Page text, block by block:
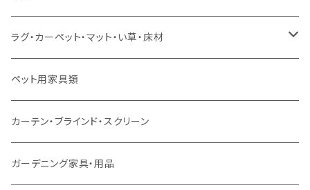
スツール・オットマン
ソファ付属品
クッション・座椅子
セミダブルサイズ（マットレス付）
ダブルサイズ（マットレス付）
ダブルサイズ以上（マットレス付）
ロフトベッド
リフティングテーブル
サイドテーブル・コーヒーテーブル
デスク
キッズチェア
オフィスチェア・ゲーミングチェア
ダイニングベンチ・スツール
こたつ布団
コタツ・布団セット
本棚・シェルフ
食器棚・収納庫
レンジ台・カウンター
ラック
ラグ・カーペット・マット・い草・床材
マット・フロアタイル
ラグ
カーペット
ペット用家具類
カーテン・ブラインド・スクリーン
ガーデニング家具・用品